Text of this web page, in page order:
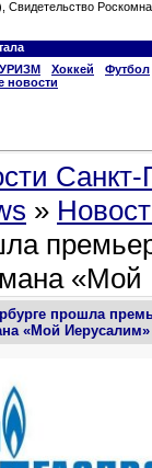
Хоккей
Футбол
новости
Санкт-
»
«Мой
прошла
«Мой Иерусалим»